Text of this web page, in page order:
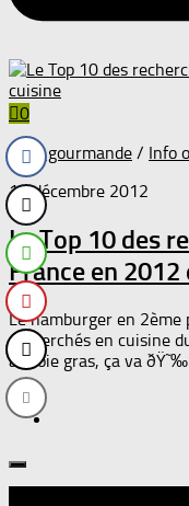
0
Actu gourmande / Info
15 décembre 2012
Le Top 10 des
France en 2012
Le hamburger en 2ème
recherchés en cuisine
au foie gras, ça va ðŸ˜‰